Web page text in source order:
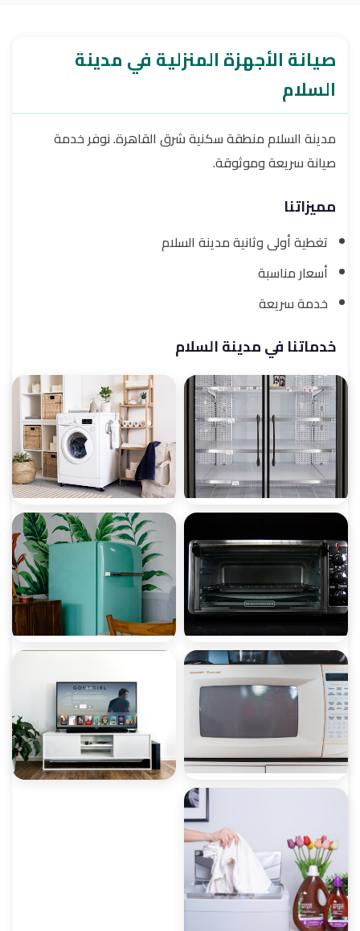
صيانة الأجهزة المنزلية في مدينة
السلام
مدينة السلام منطقة سكنية شرق القاهرة. نوفر خدمة
صيانة سريعة وموثوقة.
مميزاتنا
تغطية أولى وثانية مدينة السلام
أسعار مناسبة
خدمة سريعة
خدماتنا في مدينة السلام
صيانة ثلاجات صيانة غسالات
صيانة ميكروويف صيانة ديب فريزر
صيانة غسالات أطباق